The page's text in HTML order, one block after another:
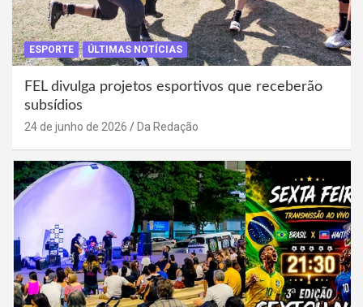
ESPORTE ÚLTIMAS NOTÍCIAS
FEL divulga projetos esportivos que receberão
subsídios
24 de junho de 2026 Da Redação